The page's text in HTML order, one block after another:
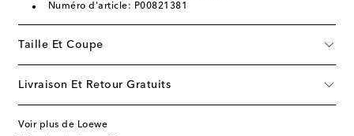
Numéro d'article: P00821381
Taille Et Coupe
Livraison Et Retour Gratuits
Voir plus de Loewe